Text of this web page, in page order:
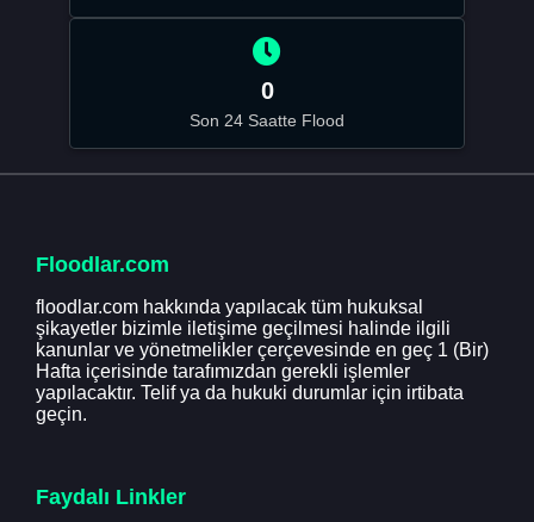
0
Son 24 Saatte Flood
Floodlar.com
floodlar.com hakkında yapılacak tüm hukuksal
şikayetler bizimle iletişime geçilmesi halinde ilgili
kanunlar ve yönetmelikler çerçevesinde en geç 1 (Bir)
Hafta içerisinde tarafımızdan gerekli işlemler
yapılacaktır. Telif ya da hukuki durumlar için irtibata
geçin.
Faydalı Linkler